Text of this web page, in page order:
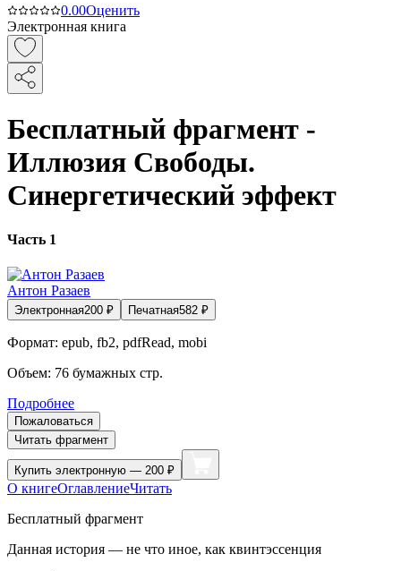
0.00Оценить
Электронная книга
Бесплатный фрагмент -
Иллюзия Свободы.
Синергетический эффект
Часть 1
Антон Разаев
Электронная200 ₽ Печатная582 ₽
Формат: epub, fb2, pdfRead, mobi
Объем: 76 бумажных стр.
Подробнее
Пожаловаться
Читать фрагмент
Купить электронную — 200 ₽
О книгеОглавлениеЧитать
Бесплатный фрагмент
Данная история — не что иное, как квинтэссенция